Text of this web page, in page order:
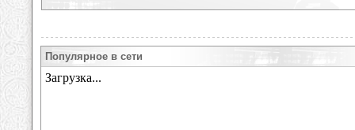
Популярное в сети